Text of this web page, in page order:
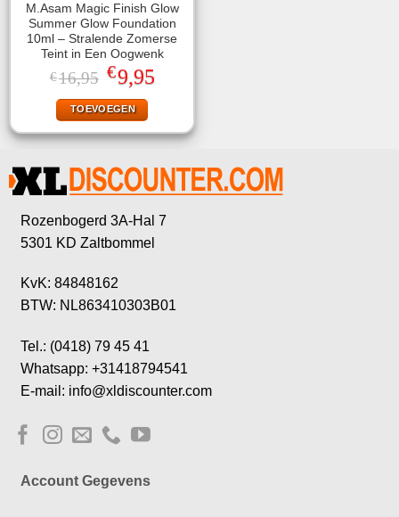
M.Asam Magic Finish Glow
Summer Glow Foundation
10ml – Stralende Zomerse
Teint in Een Oogwenk
€16,95 Oorspronkelijke
prijs
was:
€16,95.
€9,95Huidige
prijs
TOEVOEGEN
Rozenbogerd 3A-Hal 7
5301 KD Zaltbommel
KvK: 84848162
BTW: NL863410303B01
Tel.: (0418) 79 45 41
Whatsapp: +31418794541
E-mail: info@xldiscounter.com
Account Gegevens